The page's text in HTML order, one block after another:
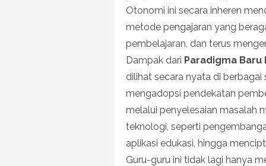
Otonomi ini secara inheren
metode pengajaran yang
pembelajaran, dan terus
Dampak dari Paradigma Baru
dilihat secara nyata di berbagai
mengadopsi pendekatan
melalui penyelesaian masalah
teknologi, seperti
aplikasi edukasi, hingga
Guru-guru ini tidak lagi hanya